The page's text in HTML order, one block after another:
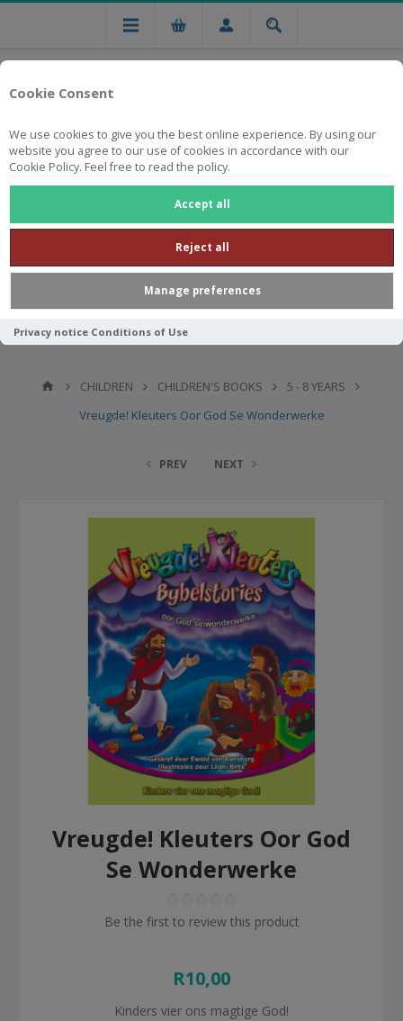
Cookie Consent
We use cookies to give you the best online experience. By using our
website you agree to our use of cookies in accordance with our
Cookie Policy. Feel free to read the policy.
Accept all
Reject all
Manage preferences
Privacy notice Conditions of Use
Free national delivery on orders from R750
CHILDREN CHILDREN'S BOOKS
5 - 8 YEARS
Vreugde! Kleuters Oor God Se Wonderwerke
PREV NEXT
Vreugde! Kleuters Oor God
Se Wonderwerke
Be the first to review this product
R10,00
Kinders vier ons magtige God!